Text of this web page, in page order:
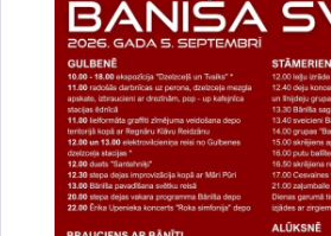
Par satiksmes organizāciju
Dzelzceļa ielas pārbūves
30.07.2026. Projekti
Sabiedrība
Satiksmes ierobežojumi